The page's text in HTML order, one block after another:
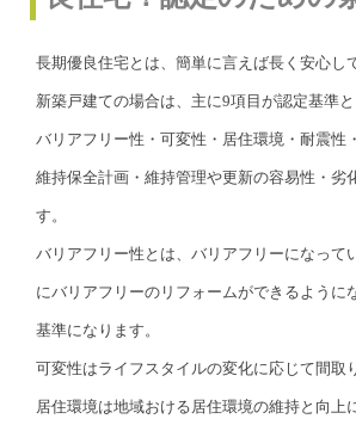
長期優良住宅とは、簡単に言えば長く安心し
新築戸建ての場合は、主に9項目が認定基準と
バリアフリー性・可変性・居住環境・耐震性
維持保全計画・維持管理や更新の容易性・劣
す。
バリアフリー性とは、バリアフリーになって
にバリアフリーのリフォームができるように
基準になります。
可変性はライフスタイルの変化に応じて間取
居住環境は地域おける居住環境の維持と向上